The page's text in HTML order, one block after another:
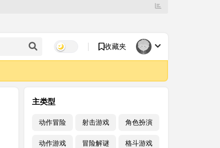
收藏夹
主类型
动作冒险 射击游戏 角色扮演
动作游戏 冒险解谜 格斗游戏